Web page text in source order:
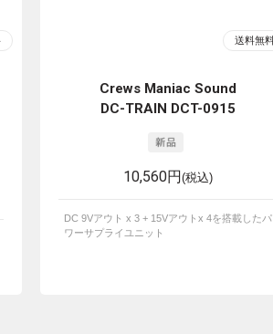
Crews Maniac Sound
DC-TRAIN DCT-0915
10,560円(税込)
DC 9Vアウト x 3 + 15Vアウトx 4を搭載したパ
ワーサプライユニット